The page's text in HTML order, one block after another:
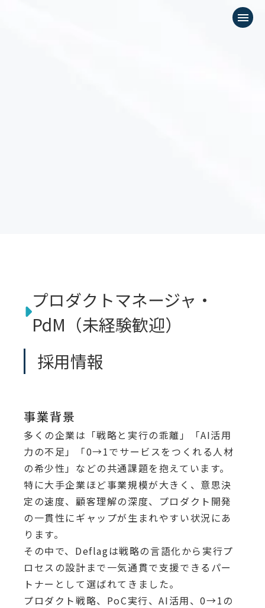
menu
プロダクトマネージャ・
PdM（未経験歓迎）
採用情報
事業背景
多くの企業は「戦略と実行の乖離」「AI活用
力の不足」「0→1でサービスをつくれる人材
の希少性」などの共通課題を抱えています。
特に大手企業ほど事業規模が大きく、意思決
定の速度、顧客理解の深度、プロダクト開発
の一貫性にギャップが生まれやすい状況にあ
ります。
その中で、Deflagは戦略の言語化から実行プ
ロセスの設計まで一気通貫で支援できるパー
トナーとして選ばれてきました。
プロダクト戦略、PoC実行、AI活用、0→1の